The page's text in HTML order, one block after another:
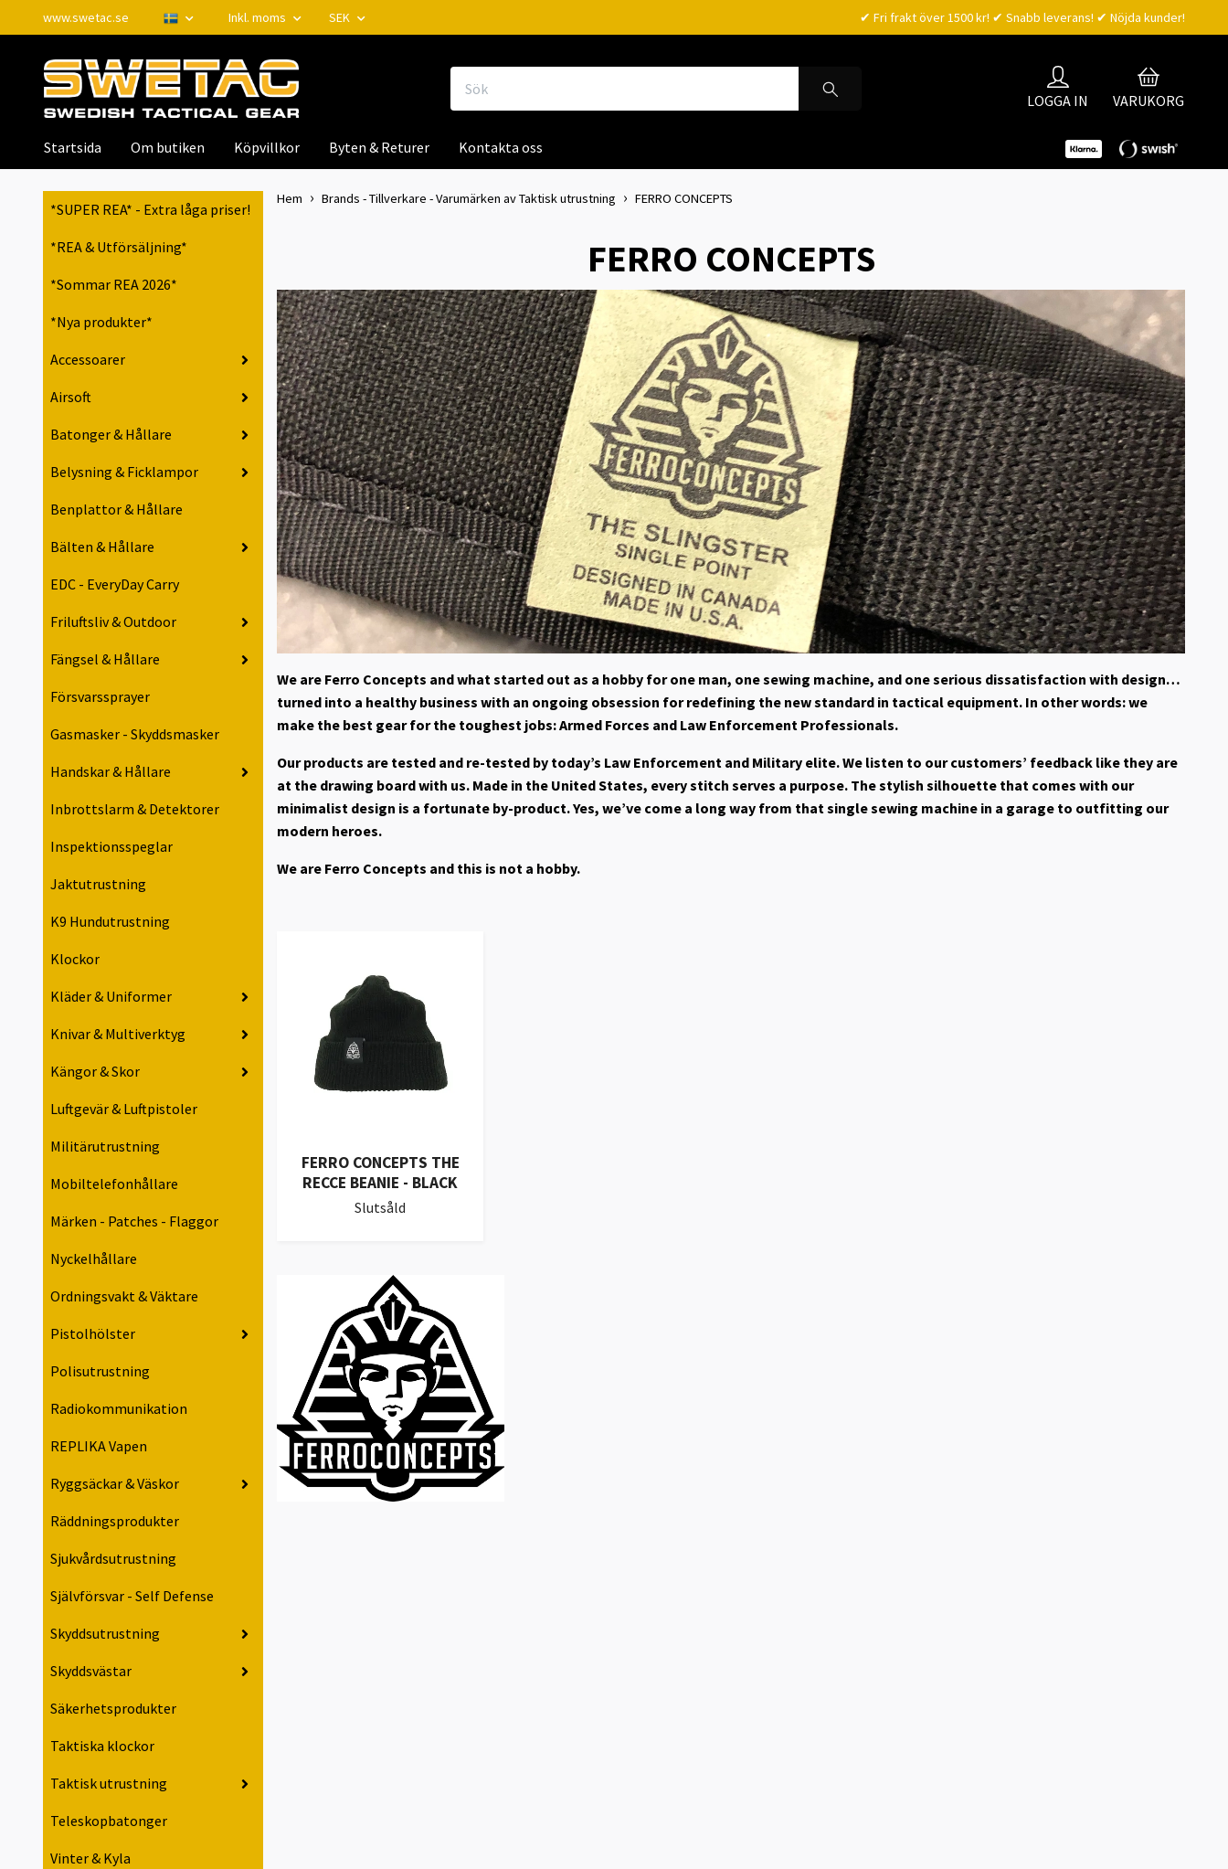
www.swetac.se Inkl. moms SEK ✔ Fri frakt över 1500 kr! ✔ Snabb leverans! ✔ Nöjda kunder!
LOGGA IN VARUKORG
Startsida Om butiken Köpvillkor Byten & Returer Kontakta oss
*SUPER REA* - Extra låga priser!
*REA & Utförsäljning*
*Sommar REA 2026*
*Nya produkter*
Accessoarer
Airsoft
Batonger & Hållare
Belysning & Ficklampor
Benplattor & Hållare
Bälten & Hållare
EDC - EveryDay Carry
Friluftsliv & Outdoor
Fängsel & Hållare
Försvarssprayer
Gasmasker - Skyddsmasker
Handskar & Hållare
Inbrottslarm & Detektorer
Inspektionsspeglar
Jaktutrustning
K9 Hundutrustning
Klockor
Kläder & Uniformer
Knivar & Multiverktyg
Kängor & Skor
Luftgevär & Luftpistoler
Militärutrustning
Mobiltelefonhållare
Märken - Patches - Flaggor
Nyckelhållare
Ordningsvakt & Väktare
Pistolhölster
Polisutrustning
Radiokommunikation
REPLIKA Vapen
Ryggsäckar & Väskor
Räddningsprodukter
Sjukvårdsutrustning
Självförsvar - Self Defense
Skyddsutrustning
Skyddsvästar
Säkerhetsprodukter
Taktiska klockor
Taktisk utrustning
Teleskopbatonger
Vinter & Kyla
Hem Brands - Tillverkare - Varumärken av Taktisk utrustning FERRO CONCEPTS
FERRO CONCEPTS
We are Ferro Concepts and what started out as a hobby for one man, one sewing machine, and one serious dissatisfaction with design…
turned into a healthy business with an ongoing obsession for redefining the new standard in tactical equipment. In other words: we
make the best gear for the toughest jobs: Armed Forces and Law Enforcement Professionals.
Our products are tested and re-tested by today’s Law Enforcement and Military elite. We listen to our customers’ feedback like they are
at the drawing board with us. Made in the United States, every stitch serves a purpose. The stylish silhouette that comes with our
minimalist design is a fortunate by-product. Yes, we’ve come a long way from that single sewing machine in a garage to outfitting our
modern heroes.
We are Ferro Concepts and this is not a hobby.
FERRO CONCEPTS THE
RECCE BEANIE - BLACK
Slutsåld